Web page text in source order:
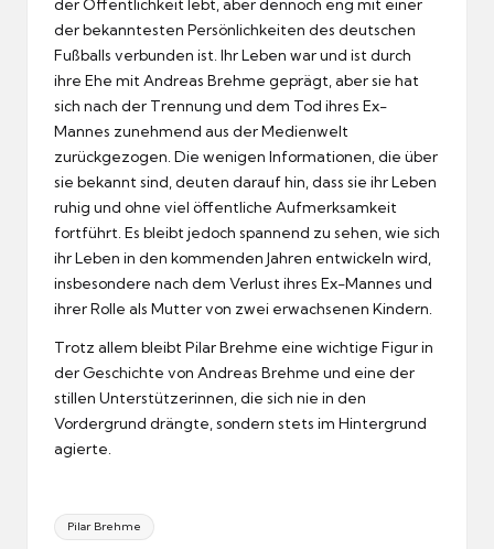
der Öffentlichkeit lebt, aber dennoch eng mit einer
der bekanntesten Persönlichkeiten des deutschen
Fußballs verbunden ist. Ihr Leben war und ist durch
ihre Ehe mit Andreas Brehme geprägt, aber sie hat
sich nach der Trennung und dem Tod ihres Ex-
Mannes zunehmend aus der Medienwelt
zurückgezogen. Die wenigen Informationen, die über
sie bekannt sind, deuten darauf hin, dass sie ihr Leben
ruhig und ohne viel öffentliche Aufmerksamkeit
fortführt. Es bleibt jedoch spannend zu sehen, wie sich
ihr Leben in den kommenden Jahren entwickeln wird,
insbesondere nach dem Verlust ihres Ex-Mannes und
ihrer Rolle als Mutter von zwei erwachsenen Kindern.
Trotz allem bleibt Pilar Brehme eine wichtige Figur in
der Geschichte von Andreas Brehme und eine der
stillen Unterstützerinnen, die sich nie in den
Vordergrund drängte, sondern stets im Hintergrund
agierte.
Tags:
Pilar Brehme